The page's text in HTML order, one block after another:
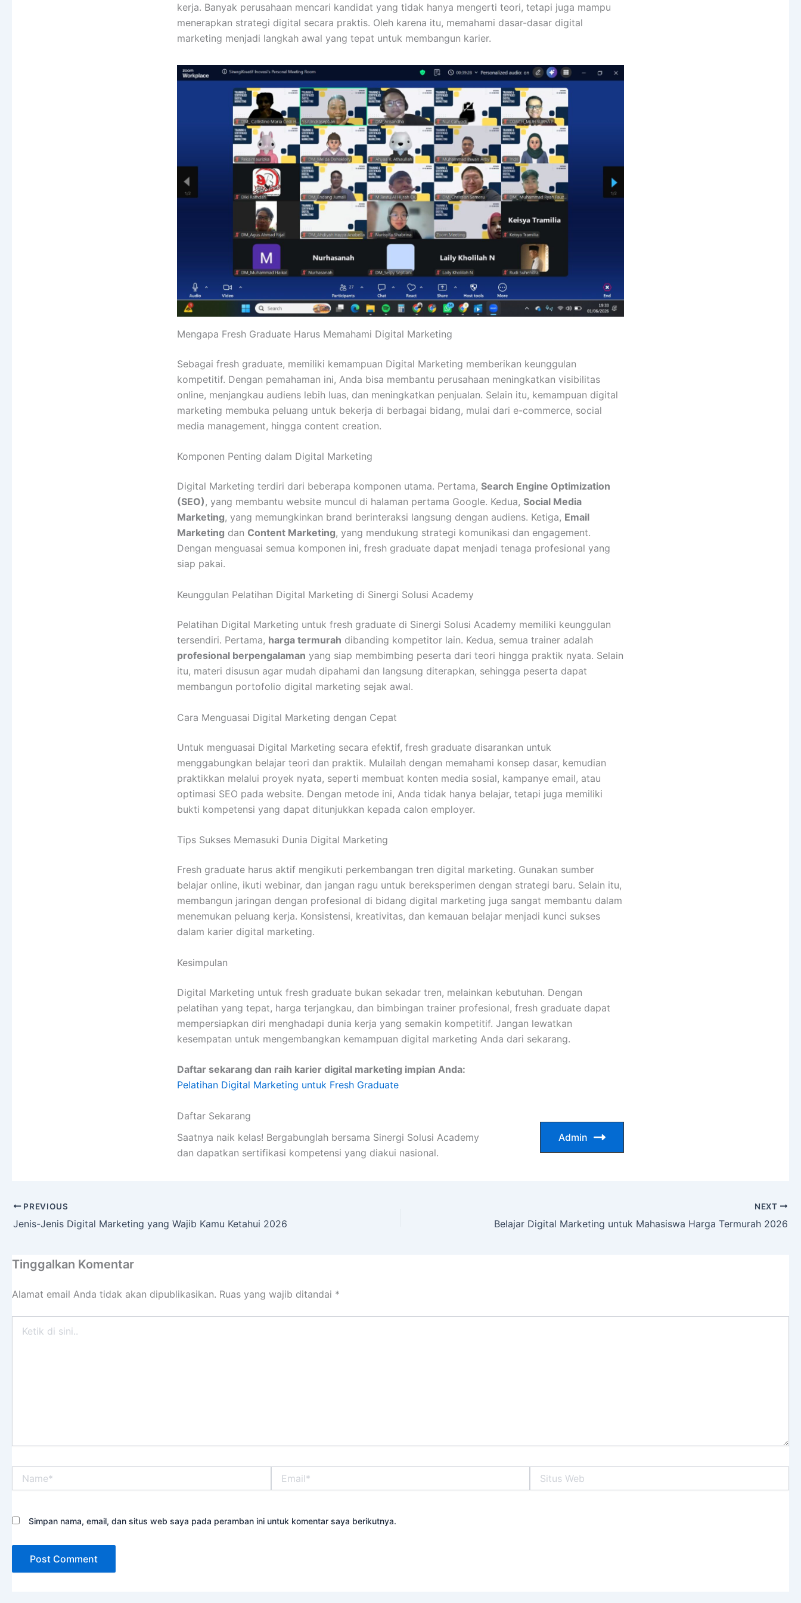
kerja. Banyak perusahaan mencari kandidat yang tidak hanya mengerti teori, tetapi juga mampu
menerapkan strategi digital secara praktis. Oleh karena itu, memahami dasar-dasar digital
marketing menjadi langkah awal yang tepat untuk membangun karier.
Mengapa Fresh Graduate Harus Memahami Digital Marketing
Sebagai fresh graduate, memiliki kemampuan Digital Marketing memberikan keunggulan
kompetitif. Dengan pemahaman ini, Anda bisa membantu perusahaan meningkatkan visibilitas
online, menjangkau audiens lebih luas, dan meningkatkan penjualan. Selain itu, kemampuan digital
marketing membuka peluang untuk bekerja di berbagai bidang, mulai dari e-commerce, social
media management, hingga content creation.
Komponen Penting dalam Digital Marketing
Digital Marketing terdiri dari beberapa komponen utama. Pertama, Search Engine Optimization
(SEO), yang membantu website muncul di halaman pertama Google. Kedua, Social Media
Marketing, yang memungkinkan brand berinteraksi langsung dengan audiens. Ketiga, Email
Marketing dan Content Marketing, yang mendukung strategi komunikasi dan engagement.
Dengan menguasai semua komponen ini, fresh graduate dapat menjadi tenaga profesional yang
siap pakai.
Keunggulan Pelatihan Digital Marketing di Sinergi Solusi Academy
Pelatihan Digital Marketing untuk fresh graduate di Sinergi Solusi Academy memiliki keunggulan
tersendiri. Pertama, harga termurah dibanding kompetitor lain. Kedua, semua trainer adalah
profesional berpengalaman yang siap membimbing peserta dari teori hingga praktik nyata. Selain
itu, materi disusun agar mudah dipahami dan langsung diterapkan, sehingga peserta dapat
membangun portofolio digital marketing sejak awal.
Cara Menguasai Digital Marketing dengan Cepat
Untuk menguasai Digital Marketing secara efektif, fresh graduate disarankan untuk
menggabungkan belajar teori dan praktik. Mulailah dengan memahami konsep dasar, kemudian
praktikkan melalui proyek nyata, seperti membuat konten media sosial, kampanye email, atau
optimasi SEO pada website. Dengan metode ini, Anda tidak hanya belajar, tetapi juga memiliki
bukti kompetensi yang dapat ditunjukkan kepada calon employer.
Tips Sukses Memasuki Dunia Digital Marketing
Fresh graduate harus aktif mengikuti perkembangan tren digital marketing. Gunakan sumber
belajar online, ikuti webinar, dan jangan ragu untuk bereksperimen dengan strategi baru. Selain itu,
membangun jaringan dengan profesional di bidang digital marketing juga sangat membantu dalam
menemukan peluang kerja. Konsistensi, kreativitas, dan kemauan belajar menjadi kunci sukses
dalam karier digital marketing.
Kesimpulan
Digital Marketing untuk fresh graduate bukan sekadar tren, melainkan kebutuhan. Dengan
pelatihan yang tepat, harga terjangkau, dan bimbingan trainer profesional, fresh graduate dapat
mempersiapkan diri menghadapi dunia kerja yang semakin kompetitif. Jangan lewatkan
kesempatan untuk mengembangkan kemampuan digital marketing Anda dari sekarang.
Daftar sekarang dan raih karier digital marketing impian Anda:
Pelatihan Digital Marketing untuk Fresh Graduate
Daftar Sekarang
Saatnya naik kelas! Bergabunglah bersama Sinergi Solusi Academy
dan dapatkan sertifikasi kompetensi yang diakui nasional.
Admin
PREVIOUS
Jenis-Jenis Digital Marketing yang Wajib Kamu Ketahui 2026
NEXT
Belajar Digital Marketing untuk Mahasiswa Harga Termurah 2026
Tinggalkan Komentar
Alamat email Anda tidak akan dipublikasikan. Ruas yang wajib ditandai *
Web
Simpan nama, email, dan situs web saya pada peramban ini untuk komentar saya berikutnya.